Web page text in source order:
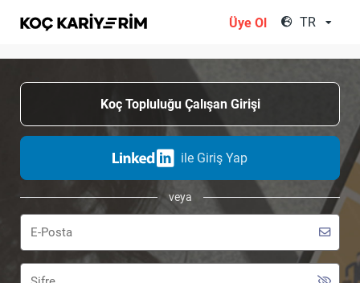
Üye Ol TR
Koç Topluluğu Çalışan Girişi
ile Giriş Yap
veya